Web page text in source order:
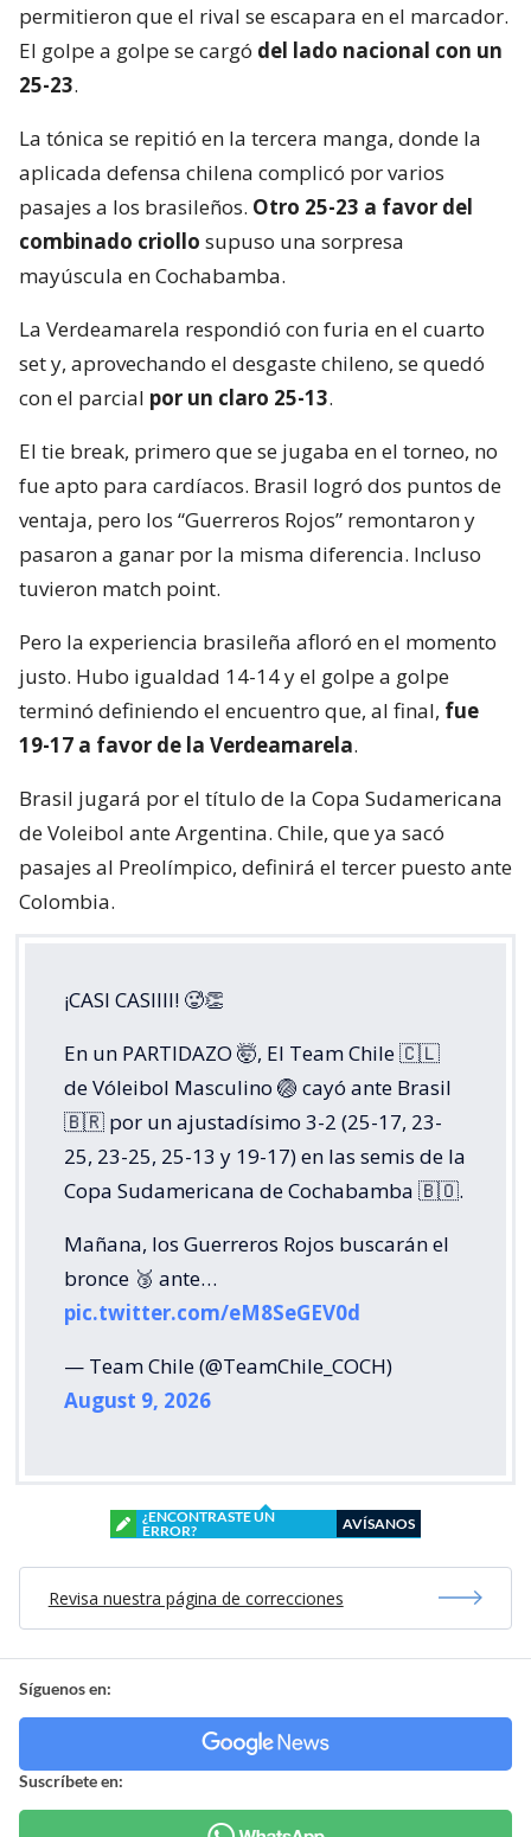
permitieron que el rival se escapara en el marcador.
El golpe a golpe se cargó del lado nacional con un
25-23.
La tónica se repitió en la tercera manga, donde la
aplicada defensa chilena complicó por varios
pasajes a los brasileños. Otro 25-23 a favor del
combinado criollo supuso una sorpresa
mayúscula en Cochabamba.
La Verdeamarela respondió con furia en el cuarto
set y, aprovechando el desgaste chileno, se quedó
con el parcial por un claro 25-13.
El tie break, primero que se jugaba en el torneo, no
fue apto para cardíacos. Brasil logró dos puntos de
ventaja, pero los “Guerreros Rojos” remontaron y
pasaron a ganar por la misma diferencia. Incluso
tuvieron match point.
Pero la experiencia brasileña afloró en el momento
justo. Hubo igualdad 14-14 y el golpe a golpe
terminó definiendo el encuentro que, al final, fue
19-17 a favor de la Verdeamarela.
Brasil jugará por el título de la Copa Sudamericana
de Voleibol ante Argentina. Chile, que ya sacó
pasajes al Preolímpico, definirá el tercer puesto ante
Colombia.
¡CASI CASIIII! 🥵👏
En un PARTIDAZO 🤯, El Team Chile 🇨🇱
de Vóleibol Masculino 🏐 cayó ante Brasil
🇧🇷 por un ajustadísimo 3-2 (25-17, 23-
25, 23-25, 25-13 y 19-17) en las semis de la
Copa Sudamericana de Cochabamba 🇧🇴.
Mañana, los Guerreros Rojos buscarán el
bronce 🥉 ante…
pic.twitter.com/eM8SeGEV0d
— Team Chile (@TeamChile_COCH)
August 9, 2026
¿ENCONTRASTE UN
ERROR?
AVÍSANOS
Revisa nuestra página de correcciones
Síguenos en:
Suscríbete en: